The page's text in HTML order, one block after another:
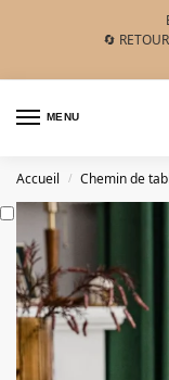
🔄
MENU
Accueil / Chemin de